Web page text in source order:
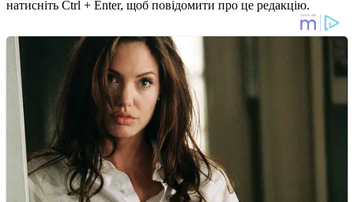
натисніть Ctrl + Enter, щоб повідомити про це редакцію.